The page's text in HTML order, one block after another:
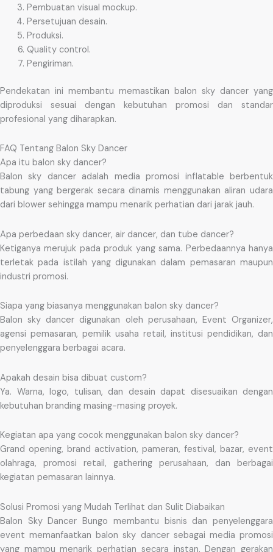
Pembuatan visual mockup.
Persetujuan desain.
Produksi.
Quality control.
Pengiriman.
Pendekatan ini membantu memastikan balon sky dancer yang
diproduksi sesuai dengan kebutuhan promosi dan standar
profesional yang diharapkan.
FAQ Tentang Balon Sky Dancer
Apa itu balon sky dancer?
Balon sky dancer adalah media promosi inflatable berbentuk
tabung yang bergerak secara dinamis menggunakan aliran udara
dari blower sehingga mampu menarik perhatian dari jarak jauh.
Apa perbedaan sky dancer, air dancer, dan tube dancer?
Ketiganya merujuk pada produk yang sama. Perbedaannya hanya
terletak pada istilah yang digunakan dalam pemasaran maupun
industri promosi.
Siapa yang biasanya menggunakan balon sky dancer?
Balon sky dancer digunakan oleh perusahaan, Event Organizer,
agensi pemasaran, pemilik usaha retail, institusi pendidikan, dan
penyelenggara berbagai acara.
Apakah desain bisa dibuat custom?
Ya. Warna, logo, tulisan, dan desain dapat disesuaikan dengan
kebutuhan branding masing-masing proyek.
Kegiatan apa yang cocok menggunakan balon sky dancer?
Grand opening, brand activation, pameran, festival, bazar, event
olahraga, promosi retail, gathering perusahaan, dan berbagai
kegiatan pemasaran lainnya.
Solusi Promosi yang Mudah Terlihat dan Sulit Diabaikan
Balon Sky Dancer Bungo membantu bisnis dan penyelenggara
event memanfaatkan balon sky dancer sebagai media promosi
yang mampu menarik perhatian secara instan. Dengan gerakan